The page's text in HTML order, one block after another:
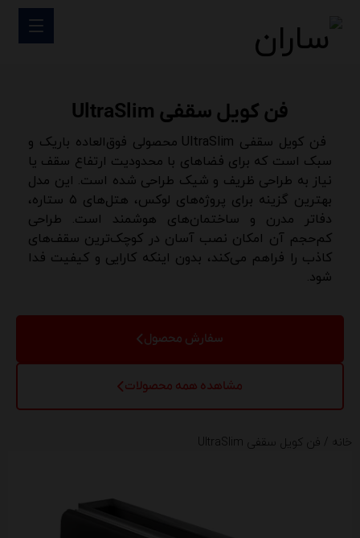
فن کویل سقفی UltraSlim
فن کویل سقفی UltraSlim محصولی فوق‌العاده باریک و
سبک است که برای فضاهای با محدودیت ارتفاع سقف یا
نیاز به طراحی ظریف و شیک طراحی شده است. این مدل
بهترین گزینه برای پروژه‌های لوکس، هتل‌های ۵ ستاره،
دفاتر مدرن و ساختمان‌های هوشمند است. طراحی
کم‌حجم آن امکان نصب آسان در کوچک‌ترین سقف‌های
کاذب را فراهم می‌کند، بدون اینکه کارایی و کیفیت فدا
شود.
سفارش محصول
مشاهده همه محصولات
خانه / فن کویل سقفی UltraSlim